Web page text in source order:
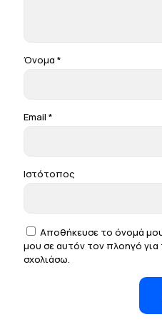
Όνομα *
Email *
Ιστότοπος
Αποθήκευσε το όνομά
μου σε αυτόν τον πλοηγό
σχολιάσω.